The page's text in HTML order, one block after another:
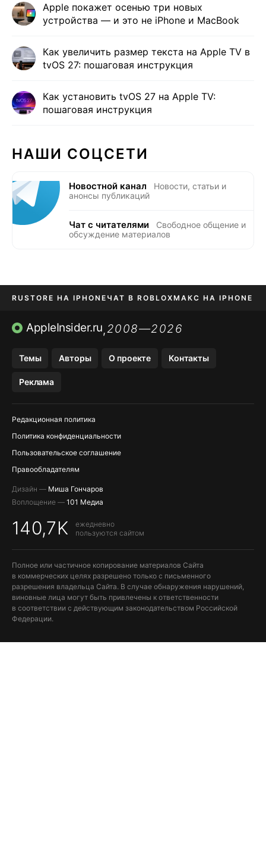
Apple покажет осенью три новых
устройства — и это не iPhone и MacBook
Как увеличить размер текста на Apple TV в
tvOS 27: пошаговая инструкция
Как установить tvOS 27 на Apple TV:
пошаговая инструкция
НАШИ СОЦСЕТИ
Новостной канал
Новости, статьи и
анонсы публикаций
Чат с читателями
Свободное общение и
обсуждение материалов
RUSTORE НА IPHONE ЧАТ В ROBLOXМАКС НА IPHONE
AVITO НА IPHONEВТБ ОНЛАЙН TIKTOK НА IPHONE
AppleInsider.ru,2008—2026
Темы Авторы О проекте Контакты
Реклама
Редакционная политика
Политика конфиденциальности
Пользовательское соглашение
Правообладателям
Дизайн — Миша Гончаров
Воплощение — 101 Медиа
140,7K
ежедневно
пользуются сайтом
Полное или частичное копирование материалов Сайта
в коммерческих целях разрешено только с письменного
разрешения владельца Сайта. В случае обнаружения нарушений,
виновные лица могут быть привлечены к ответственности
в соответствии с действующим законодательством Российской
Федерации.